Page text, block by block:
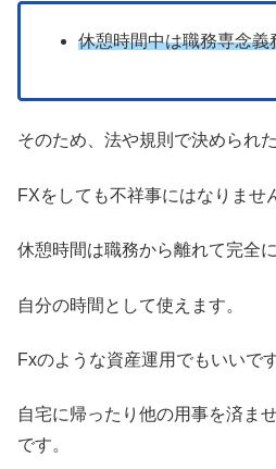
休憩時間中は職務専念義
そのため、法や規則で決められ
FXをしても不祥事にはなりませ
休憩時間は職務から離れて完全
自分の時間として使えます。
Fxのような資産運用でもいいで
自宅に帰ったり他の用事を済ま
です。